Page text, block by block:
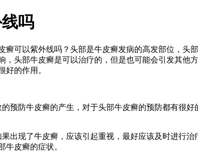
吗
癣可以紫外线吗？头部是牛皮癣发病的高发部位，
，头部牛皮癣是可以治疗的，但是也可能会引发其
好的作用。
预防牛皮癣的产生，对于头部牛皮癣的预防都有很
出现了牛皮癣，应该引起重视，最好应该及时进行
牛皮癣的症状。